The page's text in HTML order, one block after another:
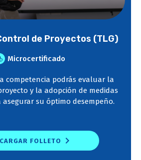
de Proyectos (TLG)
Microcertificado
competencia podrás evaluar la
y la adopción de medidas
su óptimo desempeño.
FOLLETO